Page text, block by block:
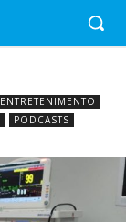
ENTRETENIMENTO
PODCASTS